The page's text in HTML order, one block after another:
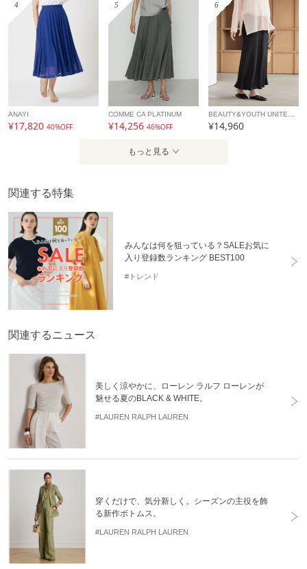
4
ANAYI
¥17,820 40%OFF
5
COMME CA PLATINUM
¥14,25646%OFF
6
BEAUTY&YOUTH UNITED ARROWS
¥14,960
もっと見る
関連する特集
みんなは何を狙っている？SALEお気に
入り登録数ランキング BEST100
#トレンド
関連するニュース
美しく涼やかに、ローレン ラルフ ローレンが
魅せる夏のBLACK & WHITE。
#LAUREN RALPH LAUREN
穿くだけで、気分新しく。シーズンの主役を飾
る新作ボトムス。
#LAUREN RALPH LAUREN